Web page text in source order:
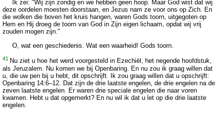
Ik zei: "Wij zijn zondig en we hebben geen hoop. Maar God wist dat wij
deze oordelen moesten doorstaan, en Jezus nam ze voor ons op Zich. En
die wolken die boven het kruis hangen, waren Gods toorn, uitgegoten op
Hem en Hij droeg de toorn van God in Zijn eigen lichaam, opdat wij vrij
zouden mogen zijn."
O, wat een geschiedenis. Wat een waarheid! Gods toorn.
41 Nu ziet u hoe het werd voorgesteld in Ezechiël, het negende hoofdstuk,
als Jeruzalem. Nu komen we bij Openbaring. En nu zou ik graag willen dat
u, die uw pen bij u hebt, dit opschrijft. Ik zou graag willen dat u opschrijft:
Openbaring 14:6–12. Dat zijn de drie laatste engelen, de drie engelen na de
zeven laatste engelen. Er waren drie speciale engelen die naar voren
kwamen. Hebt u dat opgemerkt? En nu wil ik dat u let op die drie laatste
engelen.